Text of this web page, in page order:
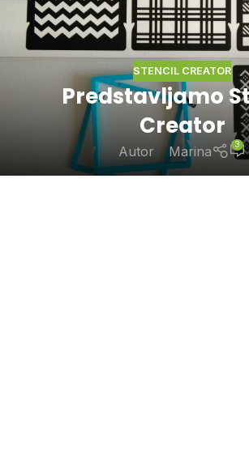
STENCIL CREATOR
Predstavljamo
Creator
Autor Marina 3